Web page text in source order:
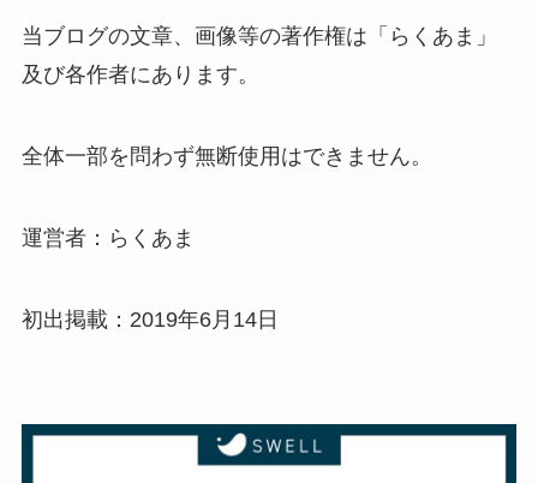
当ブログの文章、画像等の著作権は「らくあま」
及び各作者にあります。
全体一部を問わず無断使用はできません。
運営者：らくあま
初出掲載：2019年6月14日